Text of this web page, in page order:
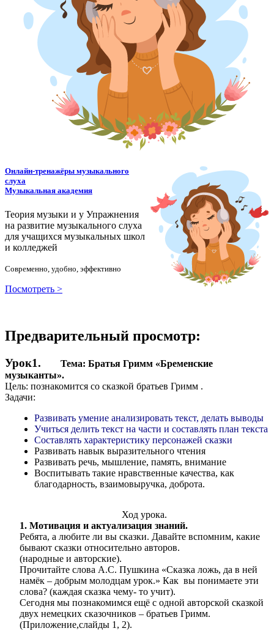
Онлайн-тренажёры музыкального
слуха
Музыкальная академия
Теория музыки и у Упражнения
на развитие музыкального слуха
для учащихся музыкальных школ
и колледжей
Современно, удобно, эффективно
Посмотреть >
Предварительный просмотр:
Урок1. Тема: Братья Гримм «Бременские
музыканты».
Цель: познакомится со сказкой братьев Гримм .
Задачи:
Развивать умение анализировать текст, делать выводы
Учиться делить текст на части и составлять план текста
Составлять характеристику персонажей сказки
Развивать навык выразительного чтения
Развивать речь, мышление, память, внимание
Воспитывать такие нравственные качества, как
благодарность, взаимовыручка, доброта.
Ход урока.
1. Мотивация и актуализация знаний.
Ребята, а любите ли вы сказки. Давайте вспомним, какие
бывают сказки относительно авторов.
(народные и авторские).
Прочитайте слова А.С. Пушкина «Сказка ложь, да в ней
намёк – добрым молодцам урок.» Как вы понимаете эти
слова? (каждая сказка чему- то учит).
Сегодня мы познакомимся ещё с одной авторской сказкой
двух немецких сказочников – братьев Гримм.
(Приложение,слайды 1, 2).